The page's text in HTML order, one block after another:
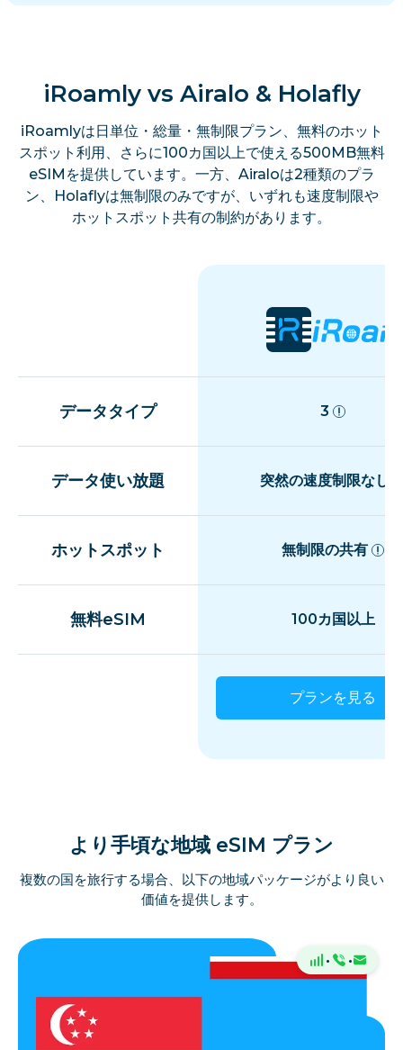
iRoamly vs Airalo & Holafly
iRoamlyは日単位・総量・無制限プラン、無料のホット
スポット利用、さらに100カ国以上で使える500MB無料
eSIMを提供しています。一方、Airaloは2種類のプラ
ン、Holaflyは無制限のみですが、いずれも速度制限や
ホットスポット共有の制約があります。
データタイプ 3
データ使い放題 突然の速度制限なし
ホットスポット 無制限の共有
無料eSIM 100カ国以上
プランを見る
より手頃な地域 eSIM プラン
複数の国を旅行する場合、以下の地域パッケージがより良い
価値を提供します。
· ·